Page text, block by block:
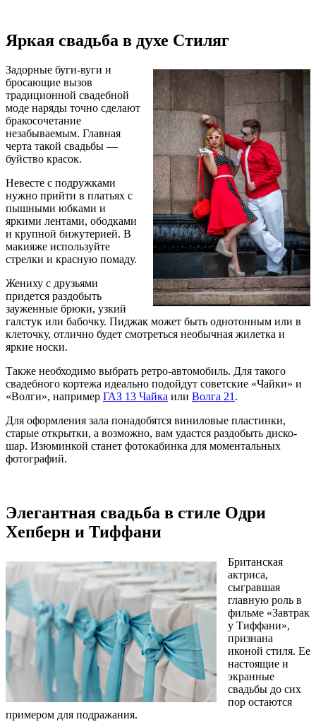
Яркая свадьба в духе Стиляг
Задорные буги-вуги и
бросающие вызов
традиционной свадебной
моде наряды точно сделают
бракосочетание
незабываемым. Главная
черта такой свадьбы —
буйство красок.
Невесте с подружками
нужно прийти в платьях с
пышными юбками и
яркими лентами, ободками
и крупной бижутерией. В
макияже используйте
стрелки и красную помаду.
Жениху с друзьями
придется раздобыть
зауженные брюки, узкий
галстук или бабочку. Пиджак может быть однотонным или в
клеточку, отлично будет смотреться необычная жилетка и
яркие носки.
Также необходимо выбрать ретро-автомобиль. Для такого
свадебного кортежа идеально подойдут советские «Чайки» и
«Волги», например ГАЗ 13 Чайка или Волга 21.
Для оформления зала понадобятся виниловые пластинки,
старые открытки, а возможно, вам удастся раздобыть диско-
шар. Изюминкой станет фотокабинка для моментальных
фотографий.
Элегантная свадьба в стиле Одри
Хепберн и Тиффани
Британская
актриса,
сыгравшая
главную роль в
фильме «Завтрак
у Тиффани»,
признана
иконой стиля. Ее
настоящие и
экранные
свадьбы до сих
пор остаются
примером для подражания.